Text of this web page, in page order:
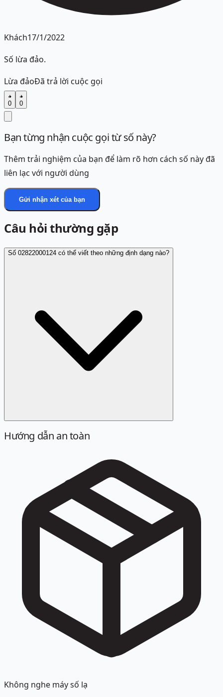
Khách17/1/2022
Số lừa đảo.
Lừa đảoĐã trả lời cuộc gọi
0 0
Bạn từng nhận cuộc gọi từ số này?
Thêm trải nghiệm của bạn để làm rõ hơn cách số này đã
liên lạc với người dùng
Gửi nhận xét của bạn
Câu hỏi thường gặp
Số 02822000124 có thể viết theo những định dạng nào?
Định dạng chuẩn là 02822000124. Các cách viết sau đây
028 2200 0124, +842822000124, +84 28 22000124.
Hướng dẫn an toàn
Không nghe máy số lạ